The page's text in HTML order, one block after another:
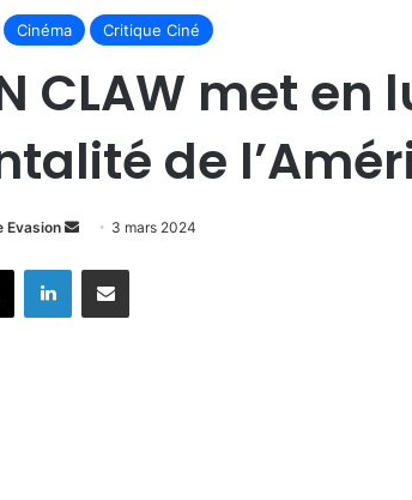
Cinéma Critique Ciné
CLAW met en
de
Evasion
o
3 mars 2024